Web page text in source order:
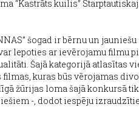
“Kastrāts kuilis”
šogad ir bērnu un
lepoties ar ievērojamu filmu
Šajā kategorijā atlasītas
kuras būs vērojamas
žūrijas loma šajā konkursā
-, dodot iespēju